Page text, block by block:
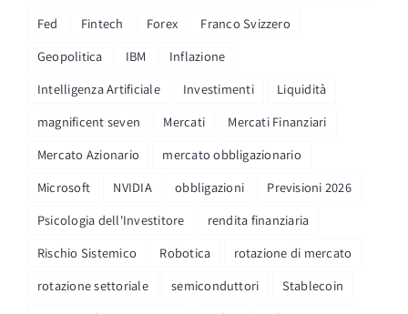
Fed
Fintech Forex
Franco Svizzero
Geopolitica
IBM
Inflazione
Intelligenza Artificiale
Investimenti
Liquidità
magnificent seven
Mercati
Mercati Finanziari
Mercato Azionario
mercato obbligazionario
Microsoft
NVIDIA obbligazioni
Previsioni 2026
Psicologia dell'Investitore
rendita finanziaria
Rischio Sistemico
Robotica
rotazione di mercato
rotazione settoriale
semiconduttori
Stablecoin